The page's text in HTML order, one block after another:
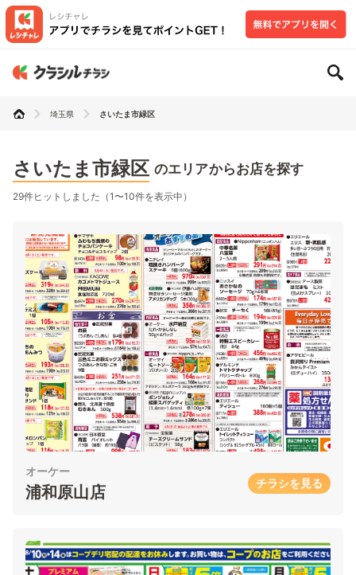
埼玉県 さいたま市緑区
さいたま市緑区 のエリアからお店を探す
29件ヒットしました（1〜10件を表示中）
オーケー
浦和原山店 チラシを見る